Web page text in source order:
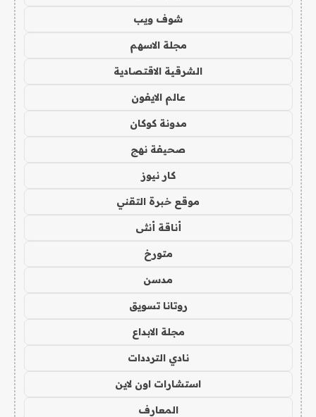
شوف ويب
مجلة الاسهم
الشرقية الاقتصادية
عالم الايفون
مدونة كوكان
صحيفة نهج
كار نيوز
موقع خبرة التقني
أناقة أنثى
متورخ
مدسن
روتانا تسويق
مجلة الابداع
نادي الترددات
استشارات اون لاين
المعارف